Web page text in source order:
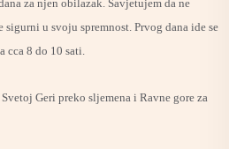
za njen obilazak. Savjetujem da ne
u svoju spremnost. Prvog dana ide se
cca 8 do 10 sati.
Geri preko sljemena i Ravne gore za